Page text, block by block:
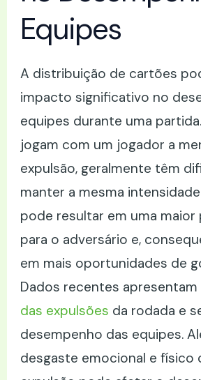
Equipes
A distribuição de cartões
impacto significativo no
equipes durante uma
jogam com um jogador a
expulsão, geralmente têm
manter a mesma
pode resultar em uma maior
para o adversário e,
em mais oportunidades de
Dados recentes
das expulsões da rodada e
desempenho das equipes.
desgaste emocional e físico